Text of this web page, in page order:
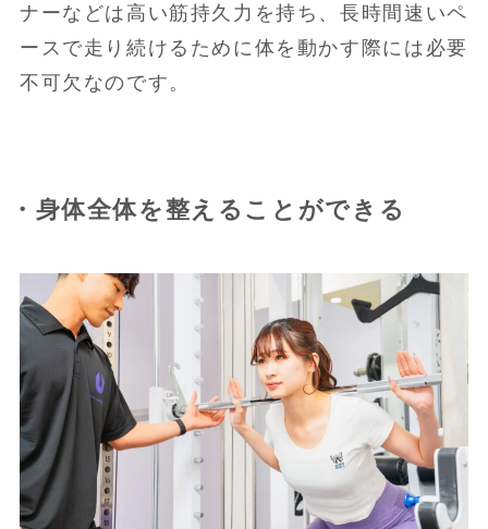
ナーなどは高い筋持久力を持ち、長時間速いペ
ースで走り続けるために体を動かす際には必要
不可欠なのです。
・身体全体を整えることができる